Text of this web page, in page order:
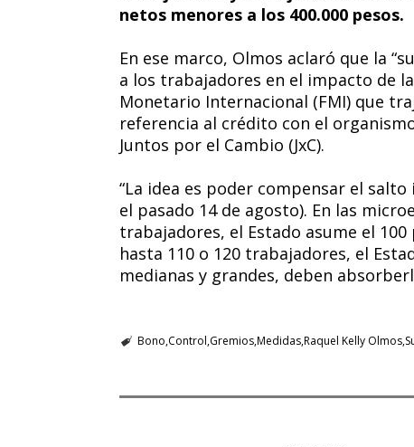
netos menores a los 400.000 pesos.
En ese marco, Olmos aclaró que la
a los trabajadores en el impacto de
Monetario Internacional (FMI) que
referencia al crédito con el
Juntos por el Cambio (JxC).
“La idea es poder compensar el
el pasado 14 de agosto). En las
trabajadores, el Estado asume el
hasta 110 o 120 trabajadores, el
medianas y grandes, deben
Bono Control GremiosMedidasRaquel Kelly Olmos